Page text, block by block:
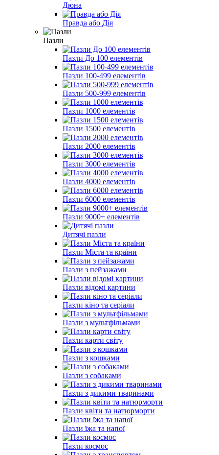
Дюна
Правда або Дія
Пазли
Пазли До 100 елементів
Пазли 100-499 елементів
Пазли 500-999 елементів
Пазли 1000 елементів
Пазли 1500 елементів
Пазли 2000 елементів
Пазли 3000 елементів
Пазли 4000 елементів
Пазли 6000 елементів
Пазли 9000+ елементів
Дитячі пазли
Пазли Міста та країни
Пазли з пейзажами
Пазли відомі картини
Пазли кіно та серіали
Пазли з мультфільмами
Пазли карти світу
Пазли з кошками
Пазли з собаками
Пазли з дикими тваринами
Пазли квіти та натюрморти
Пазли їжа та напої
Пазли космос